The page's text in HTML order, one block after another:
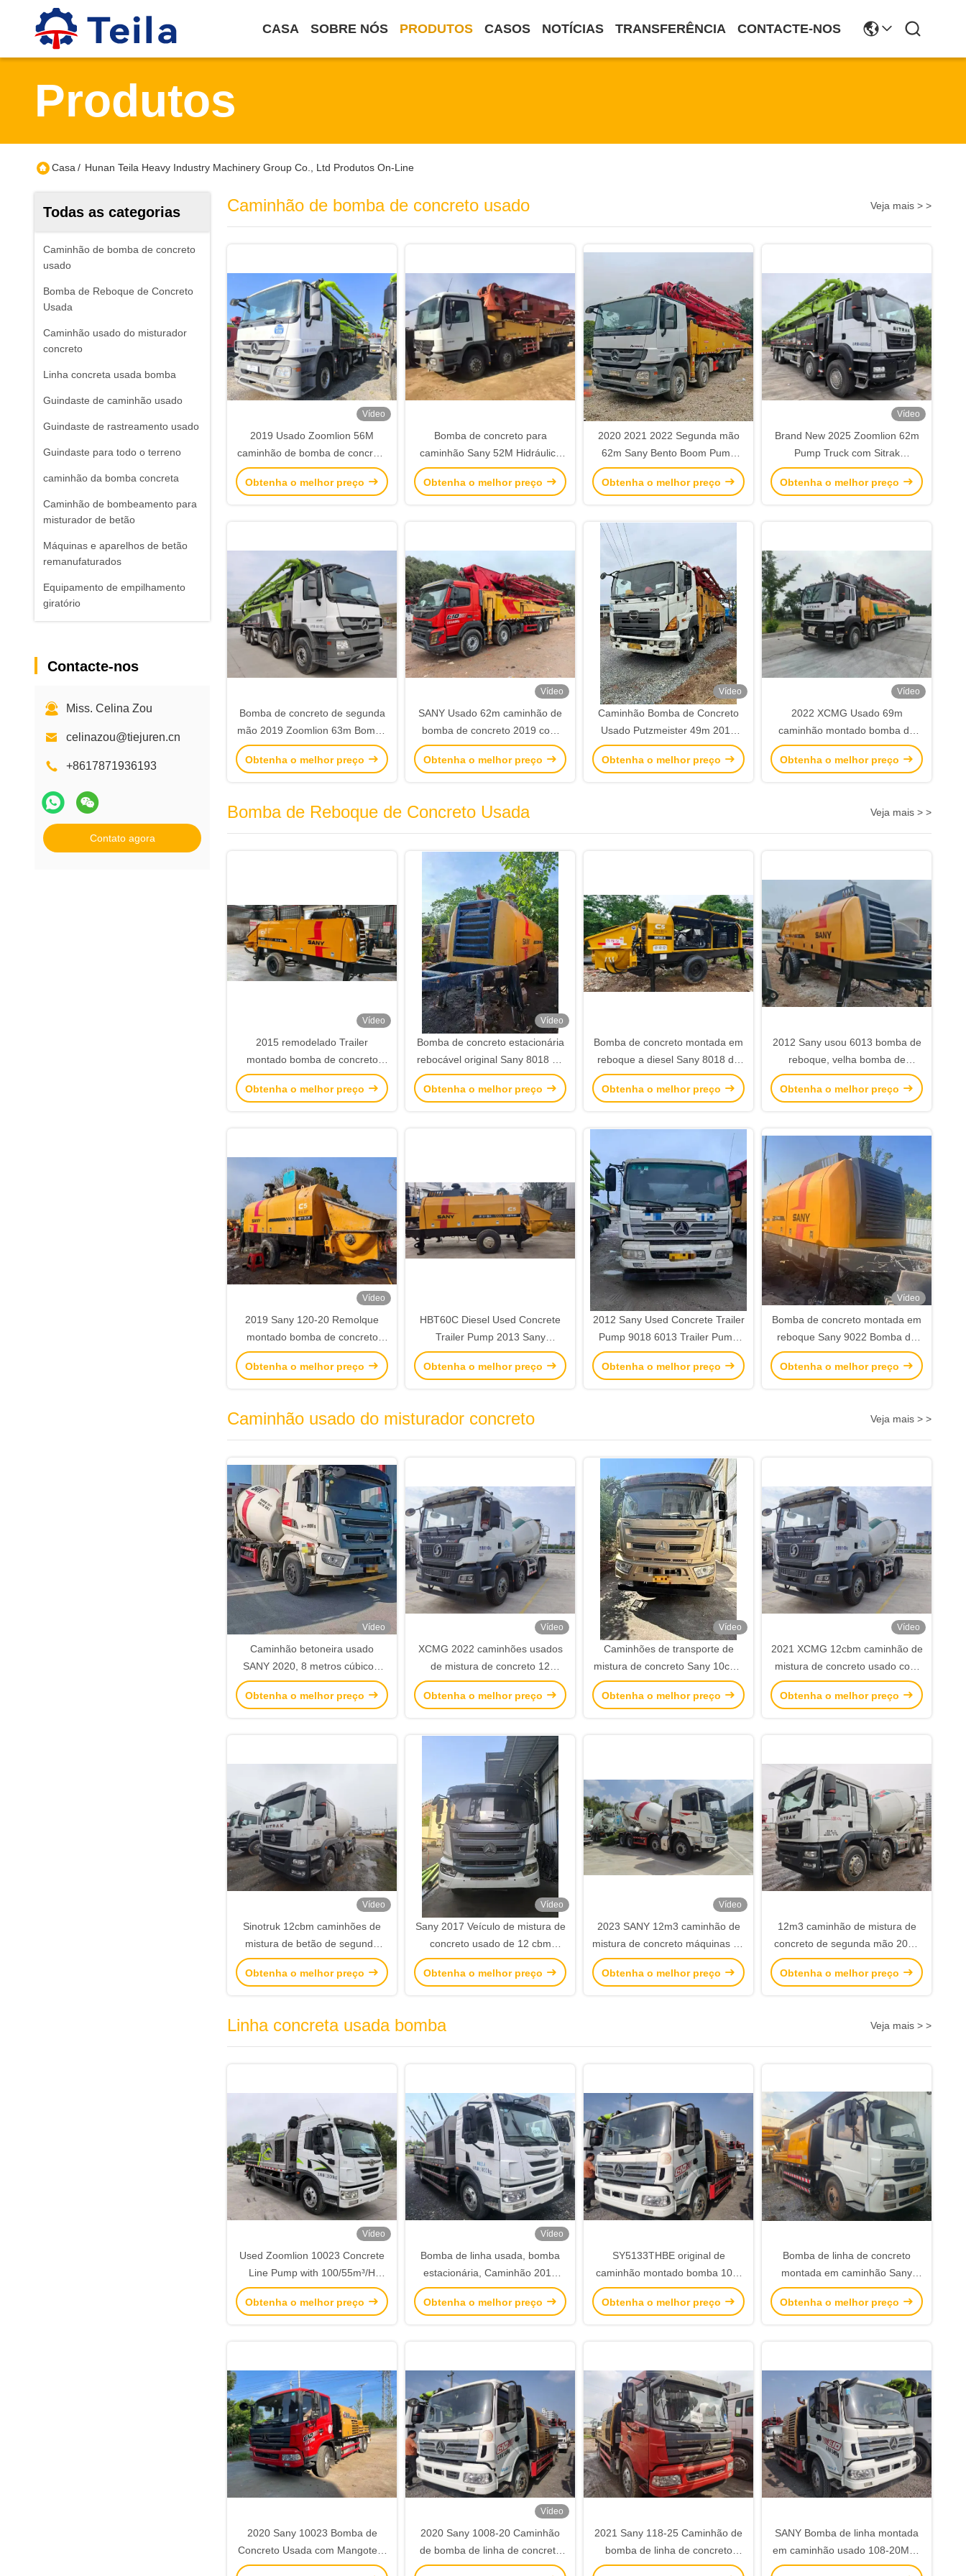
CASA SOBRE NÓS PRODUTOS CASOS NOTÍCIAS TRANSFERÊNCIA CONTACTE-NOS
Produtos
Casa / Hunan Teila Heavy Industry Machinery Group Co., Ltd Produtos On-Line
Todas as categorias
Caminhão de bomba de concreto
usado
Bomba de Reboque de Concreto
Usada
Caminhão usado do misturador
concreto
Linha concreta usada bomba
Guindaste de caminhão usado
Guindaste de rastreamento usado
Guindaste para todo o terreno
caminhão da bomba concreta
Caminhão de bombeamento para
misturador de betão
Máquinas e aparelhos de betão
remanufaturados
Equipamento de empilhamento
giratório
Contacte-nos
Miss. Celina Zou
celinazou@tiejuren.cn
+8617871936193
Contato agora
Caminhão de bomba de concreto usado Veja mais > >
Vídeo
2019 Usado Zoomlion 56M
caminhão de bomba de concreto
Mercedes Benz chassi com
operação inteligente e eficiente
Obtenha o melhor preço
Bomba de concreto para
caminhão Sany 52M Hidráulica
Usada 2020 SY5418THB
Equipamento de Construção
Obtenha o melhor preço
2020 2021 2022 Segunda mão
62m Sany Bento Boom Pump
com chassi de concreto
Obtenha o melhor preço
Vídeo
Brand New 2025 Zoomlion 62m
Pump Truck com Sitrak
ZLJ5461THBKF
Obtenha o melhor preço
Bomba de concreto de segunda
mão 2019 Zoomlion 63m Bomba
de caminhão ZLJ5440THBBE
para venda
Obtenha o melhor preço
Vídeo
SANY Usado 62m caminhão de
bomba de concreto 2019 com
chassi VOLVO
Obtenha o melhor preço
Vídeo
Caminhão Bomba de Concreto
Usado Putzmeister 49m 2012
com Chassi HINO
Obtenha o melhor preço
Vídeo
2022 XCMG Usado 69m
caminhão montado bomba de
concreto ZZ5556V52KMF1
Equipamento de construção
Obtenha o melhor preço
Bomba de Reboque de Concreto Usada Veja mais > >
Vídeo
2015 remodelado Trailer
montado bomba de concreto
Sany 8018 estacionária bomba
de reboque
Obtenha o melhor preço
Vídeo
Bomba de concreto estacionária
rebocável original Sany 8018 de
2017
Obtenha o melhor preço
Bomba de concreto montada em
reboque a diesel Sany 8018 de
2017
Obtenha o melhor preço
2012 Sany usou 6013 bomba de
reboque, velha bomba de
concreto reboque atrás
Obtenha o melhor preço
Vídeo
2019 Sany 120-20 Remolque
montado bomba de concreto
máquinas de concreto usadas
Obtenha o melhor preço
HBT60C Diesel Used Concrete
Trailer Pump 2013 Sany
Concrete Pump Reboque Atrás
Obtenha o melhor preço
2012 Sany Used Concrete Trailer
Pump 9018 6013 Trailer Pump
2×180 kW
Obtenha o melhor preço
Vídeo
Bomba de concreto montada em
reboque Sany 9022 Bomba de
concreto estacionária
Obtenha o melhor preço
Caminhão usado do misturador concreto Veja mais > >
Vídeo
Caminhão betoneira usado
SANY 2020, 8 metros cúbicos,
caminhão de cimento antigo
Obtenha o melhor preço
Vídeo
XCMG 2022 caminhões usados
de mistura de concreto 12
metros cúbicos caminhões
antigos de cimento
Obtenha o melhor preço
Vídeo
Caminhões de transporte de
mistura de concreto Sany 10cbm
2021 com chassi Sany Euro V
Obtenha o melhor preço
Vídeo
2021 XCMG 12cbm caminhão de
mistura de concreto usado com
motor Shacman chassis
WP8.340E51
Obtenha o melhor preço
Vídeo
Sinotruk 12cbm caminhões de
mistura de betão de segunda
mão Euro V Emissão Carga forte
Obtenha o melhor preço
Vídeo
Sany 2017 Veículo de mistura de
concreto usado de 12 cbm
Caminhões de mistura de
cimento com chassi Sany
Obtenha o melhor preço
Vídeo
2023 SANY 12m3 caminhão de
mistura de concreto máquinas de
construção 4 Design de eixo
Obtenha o melhor preço
12m3 caminhão de mistura de
concreto de segunda mão 2020
SITRAK Máquinas de construção
Design robusto
Obtenha o melhor preço
Linha concreta usada bomba Veja mais > >
Vídeo
Used Zoomlion 10023 Concrete
Line Pump with 100/55m³/H
Output 13800Kg Weight and
9100*2450*3140mm Dimensions
Obtenha o melhor preço
Vídeo
Bomba de linha usada, bomba
estacionária, Caminhão 2019
Zoomlion 10022, Máquina de
bombeamento de concreto a
Obtenha o melhor preço
SY5133THBE original de
caminhão montado bomba 108-
20MPa bomba de linha de
segunda mão
Obtenha o melhor preço
Bomba de linha de concreto
montada em caminhão Sany
usada de 2012, máquinas de
concreto 90-18mpa
Obtenha o melhor preço
2020 Sany 10023 Bomba de
Concreto Usada com Mangote 2
Eixos Baixo Consumo de
Vídeo
2020 Sany 1008-20 Caminhão
de bomba de linha de concreto
montado em segunda mão
2021 Sany 118-25 Caminhão de
bomba de linha de concreto
montado em segunda mão
SANY Bomba de linha montada
em caminhão usado 108-20MPa
Bomba de concreto equipada